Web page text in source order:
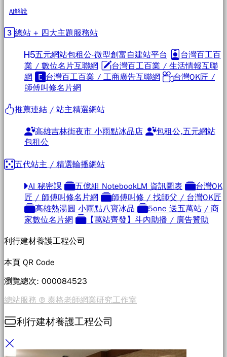
AI解說
總站 + 四大主題服務站
五元網站包租公-微型創富自建站平台
台灣百工百
業 / 數位名片互聯網
台灣百工百業 / 生活情報互聯
網
台灣百工百業 / 工商廣告互聯網
台灣OK匠 /
師傅叫修名片網
推薦連結 / 站主精選網站
高雄吉林街夜市 小雨點冰品店
包租公,五元網站
包租公
五代站主 / 精選輪播網站
AI 秘密課 五億組 NotebookLM 資訊圖表
台灣OK
匠 / 師傅叫修名片網
師傅叫修 / 找師父 / 台灣OK匠
高雄熱湯圓 小雨點八寶冰品
5one 送五萬站 / 商
家數位名片網
【萬站齊發】斗內助播 / 廣告贊助
利行建材養護工程公司
本頁 QR Code
瀏覽總次: 000084523
總站服務 ® 泰格老師網業研究工作室
利行建材養護工程公司